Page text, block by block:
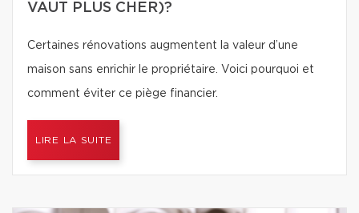
VAUT PLUS CHER)?
Certaines rénovations augmentent la valeur d’une
maison sans enrichir le propriétaire. Voici pourquoi et
comment éviter ce piège financier.
LIRE LA SUITE